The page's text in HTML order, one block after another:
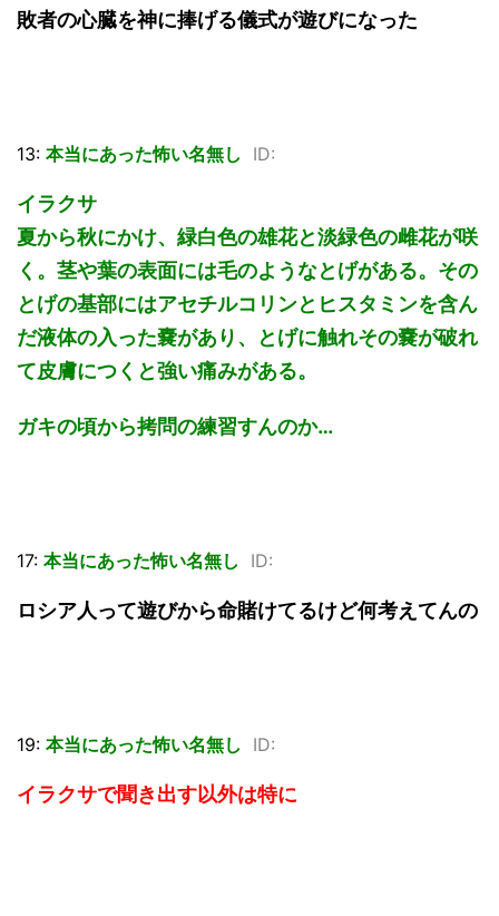
敗者の心臓を神に捧げる儀式が遊びになった
13: 本当にあった怖い名無し ID:
イラクサ
夏から秋にかけ、緑白色の雄花と淡緑色の雌花が咲
く。茎や葉の表面には毛のようなとげがある。その
とげの基部にはアセチルコリンとヒスタミンを含ん
だ液体の入った嚢があり、とげに触れその嚢が破れ
て皮膚につくと強い痛みがある。
ガキの頃から拷問の練習すんのか…
17: 本当にあった怖い名無し ID:
ロシア人って遊びから命賭けてるけど何考えてんの
19: 本当にあった怖い名無し ID:
イラクサで聞き出す以外は特に